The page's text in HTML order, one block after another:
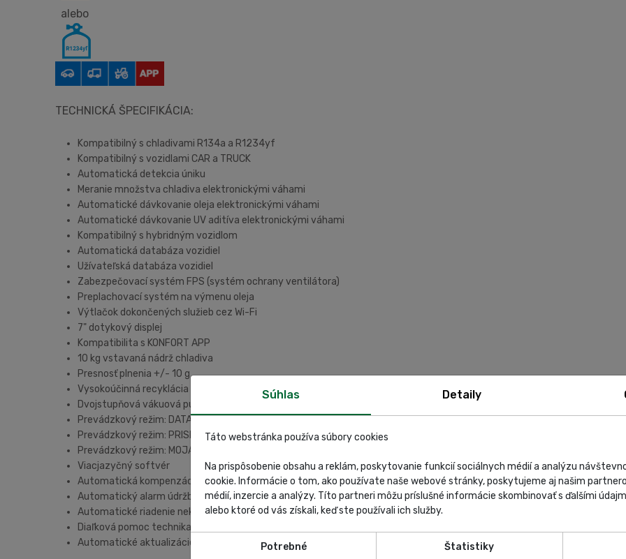
alebo
TECHNICKÁ ŠPECIFIKÁCIA:
Kompatibilný s chladivami R134a a R1234yf
Kompatibilný s vozidlami CAR a TRUCK
Automatická detekcia úniku
Meranie množstva chladiva elektronickými váhami
Automatické dávkovanie oleja elektronickými váhami
Automatické dávkovanie UV aditíva elektronickými váhami
Kompatibilný s hybridným vozidlom
Automatická databáza vozidiel
Užívateľská databáza vozidiel
Zabezpečovací systém FPS (systém ochrany ventilátora)
Preplachovací systém na výmenu oleja
Výtlačok dokončených služieb cez Wi-Fi
7" dotykový displej
Kompatibilita s KONFORT APP
10 kg vstavaná nádrž chladiva
Presnosť plnenia +/- 10 g
Vysokoúčinná recyklácia chladiva (viac ako 95%)
Dvojstupňová vákuová pumpa 100 l/min
Prevádzkový režim: DATABÁZA
Prevádzkový režim: PRISPÔSOBENÝ SERVIS
Prevádzkový režim: MOJA DATABÁZA
Viacjazyčný softvér
Automatická kompenzácia dĺžky servisnej hadice
Automatický alarm údržby
Automatické riadenie nekondenzovateľných plynov
Diaľková pomoc technika
Automatické aktualizácie
Súhlas Detaily
Táto webstránka používa súbory cookies
Na prispôsobenie obsahu a reklám, poskytovanie funkcií sociálnych médií a analýzu
cookie. Informácie o tom, ako používate naše webové stránky, poskytujeme aj našim
médií, inzercie a analýzy. Títo partneri môžu príslušné informácie skombinovať s ďalšími
alebo ktoré od vás získali, keď ste používali ich služby.
Potrebné Štatistiky